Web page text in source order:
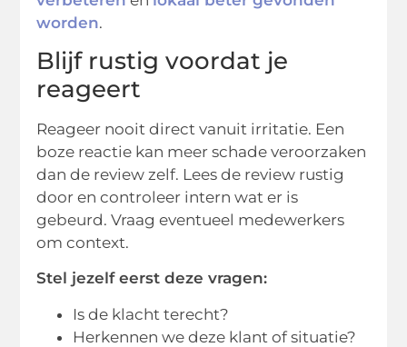
worden.
Blijf rustig voordat je
reageert
Reageer nooit direct vanuit irritatie. Een
boze reactie kan meer schade veroorzaken
dan de review zelf. Lees de review rustig
door en controleer intern wat er is
gebeurd. Vraag eventueel medewerkers
om context.
Stel jezelf eerst deze vragen:
Is de klacht terecht?
Herkennen we deze klant of situatie?